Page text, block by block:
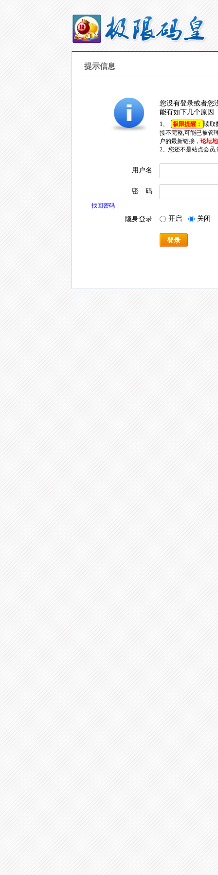
提示信息
您没有登录或者您
能有如下几个原因
1、 极限提醒： 读取
接不完整,可能已被管
户的最新链接， 论坛
2、您还不是站点会员
用户名
密 码
找回密码
隐身登录 开启 关闭
登录